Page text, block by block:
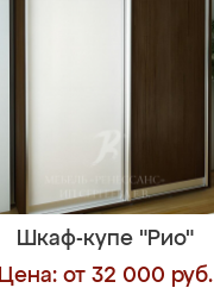
Шкаф-купе "Рио"
Цена: от 32 000 руб.